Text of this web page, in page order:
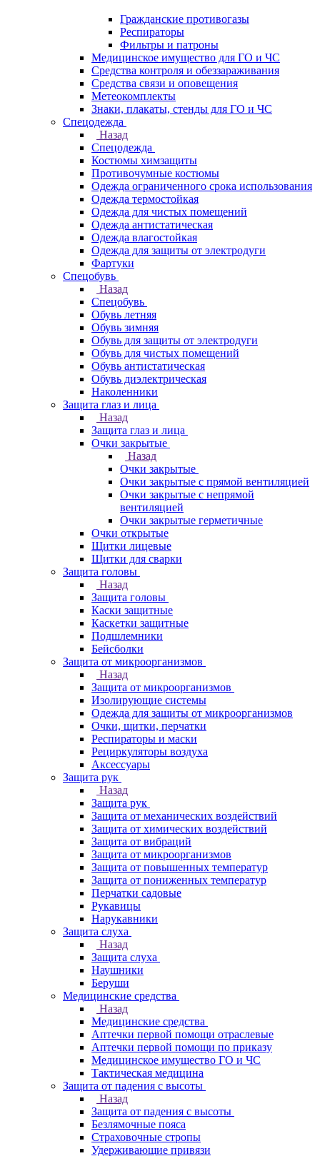
Гражданские противогазы
Респираторы
Фильтры и патроны
Медицинское имущество для ГО и ЧС
Средства контроля и обеззараживания
Средства связи и оповещения
Метеокомплекты
Знаки, плакаты, стенды для ГО и ЧС
Спецодежда
Назад
Спецодежда
Костюмы химзащиты
Противочумные костюмы
Одежда ограниченного срока использования
Одежда термостойкая
Одежда для чистых помещений
Одежда антистатическая
Одежда влагостойкая
Одежда для защиты от электродуги
Фартуки
Спецобувь
Назад
Спецобувь
Обувь летняя
Обувь зимняя
Обувь для защиты от электродуги
Обувь для чистых помещений
Обувь антистатическая
Обувь диэлектрическая
Наколенники
Защита глаз и лица
Назад
Защита глаз и лица
Очки закрытые
Назад
Очки закрытые
Очки закрытые с прямой вентиляцией
Очки закрытые с непрямой
вентиляцией
Очки закрытые герметичные
Очки открытые
Щитки лицевые
Щитки для сварки
Защита головы
Назад
Защита головы
Каски защитные
Каскетки защитные
Подшлемники
Бейсболки
Защита от микроорганизмов
Назад
Защита от микроорганизмов
Изолирующие системы
Одежда для защиты от микроорганизмов
Очки, щитки, перчатки
Респираторы и маски
Рециркуляторы воздуха
Аксессуары
Защита рук
Назад
Защита рук
Защита от механических воздействий
Защита от химических воздействий
Защита от вибраций
Защита от микроорганизмов
Защита от повышенных температур
Защита от пониженных температур
Перчатки садовые
Рукавицы
Нарукавники
Защита слуха
Назад
Защита слуха
Наушники
Беруши
Медицинские средства
Назад
Медицинские средства
Аптечки первой помощи отраслевые
Аптечки первой помощи по приказу
Медицинское имущество ГО и ЧС
Тактическая медицина
Защита от падения с высоты
Назад
Защита от падения с высоты
Безлямочные пояса
Страховочные стропы
Удерживающие привязи